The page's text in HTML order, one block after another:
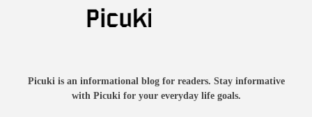
Picuki is an informational blog for readers. Stay informative
with Picuki for your everyday life goals.